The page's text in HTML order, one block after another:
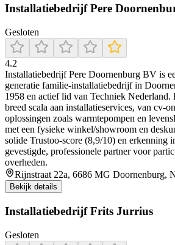
Installatiebedrijf Pere
Gesloten
4.2
Installatiebedrijf Pere Doornenburg BV is
generatie familie-installatiebedrijf in
1958 en actief lid van Techniek Nederland.
breed scala aan installatieservices, van cv-
oplossingen zoals warmtepompen en
met een fysieke winkel/showroom en
solide Trustoo-score (8,9/10) en erkenning
gevestigde, professionele partner voor
overheden.
Rijnstraat 22a, 6686 MG Doornenburg,
Bekijk details
Installatiebedrijf Frits Jurrius
Gesloten